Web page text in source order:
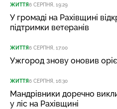
ЖИТТЯ6 СЕРПНЯ, 19:29
У громаді на Рахівщині
підтримки ветеранів
ЖИТТЯ6 СЕРПНЯ, 17:00
Ужгород знову оновив
ЖИТТЯ6 СЕРПНЯ, 16:30
Мандрівники доречно
у ліс на Рахівщині